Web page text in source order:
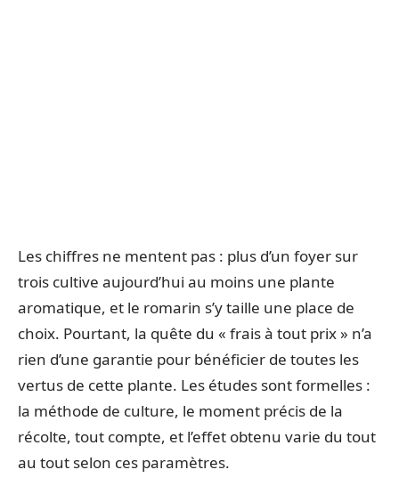
Les chiffres ne mentent pas : plus d’un foyer sur
trois cultive aujourd’hui au moins une plante
aromatique, et le romarin s’y taille une place de
choix. Pourtant, la quête du « frais à tout prix » n’a
rien d’une garantie pour bénéficier de toutes les
vertus de cette plante. Les études sont formelles :
la méthode de culture, le moment précis de la
récolte, tout compte, et l’effet obtenu varie du tout
au tout selon ces paramètres.